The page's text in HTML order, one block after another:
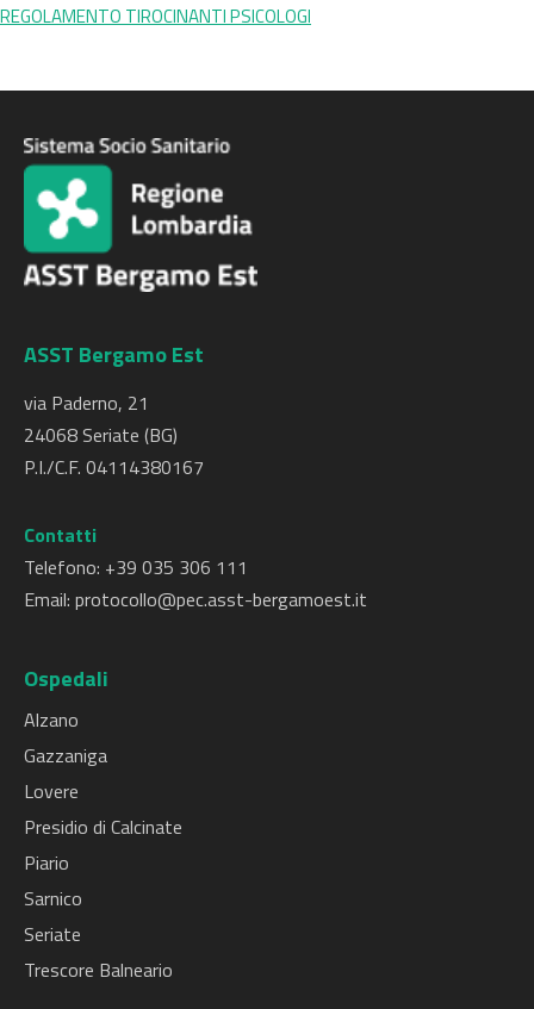
REGOLAMENTO TIROCINANTI PSICOLOGI
ASST Bergamo Est
via Paderno, 21
24068 Seriate (BG)
P.I./C.F. 04114380167
Contatti
Telefono: +39 035 306 111
Email: protocollo@pec.asst-bergamoest.it
Ospedali
Alzano
Gazzaniga
Lovere
Presidio di Calcinate
Piario
Sarnico
Seriate
Trescore Balneario